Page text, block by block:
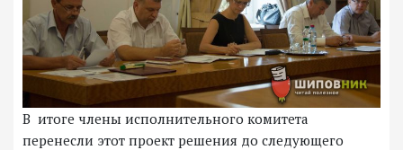
В итоге члены исполнительного комитета
перенесли этот проект решения до следующего